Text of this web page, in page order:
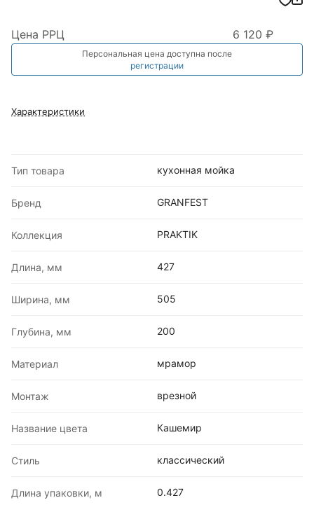
Цена РРЦ 6 120 ₽
Персональная цена доступна после
регистрации
Характеристики
Тип товара кухонная мойка
Бренд GRANFEST
Коллекция PRAKTIK
Длина, мм 427
Ширина, мм 505
Глубина, мм 200
Материал мрамор
Монтаж врезной
Название цвета Кашемир
Стиль классический
Длина упаковки, м 0.427